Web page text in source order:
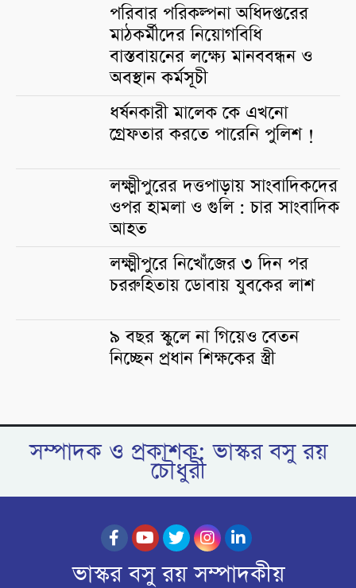
পরিবার পরিকল্পনা অধিদপ্তরের
মাঠকর্মীদের নিয়োগবিধি
বাস্তবায়নের লক্ষ্যে মানববন্ধন ও
অবস্থান কর্মসূচী
ধর্ষনকারী মালেক কে এখনো
গ্রেফতার করতে পারেনি পুলিশ !
লক্ষ্মীপুরের দত্তপাড়ায় সাংবাদিকদের
ওপর হামলা ও গুলি : চার সাংবাদিক
আহত
লক্ষ্মীপুরে নিখোঁজের ৩ দিন পর
চররুহিতায় ডোবায় যুবকের লাশ
৯ বছর স্কুলে না গিয়েও বেতন
নিচ্ছেন প্রধান শিক্ষকের স্ত্রী
সম্পাদক ও প্রকাশক: ভাস্কর বসু রয়
চৌধুরী
ভাস্কর বসু রয় সম্পাদকীয়